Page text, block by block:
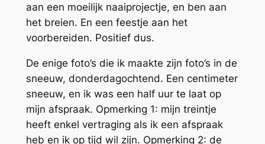
aan een moeilijk naaiprojectje, en ben aan
het breien. En een feestje aan het
voorbereiden. Positief dus.
De enige foto’s die ik maakte zijn foto’s in de
sneeuw, donderdagochtend. Een centimeter
sneeuw, en ik was een half uur te laat op
mijn afspraak. Opmerking 1: mijn treintje
heeft enkel vertraging als ik een afspraak
heb en ik op tijd wil zijn. Opmerking 2: de